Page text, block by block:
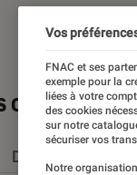
contenus
Dossiers
Vos
FNAC et ses
exemple pour la
liées à votre
des cookies
sur notre
sécuriser vos
Notre